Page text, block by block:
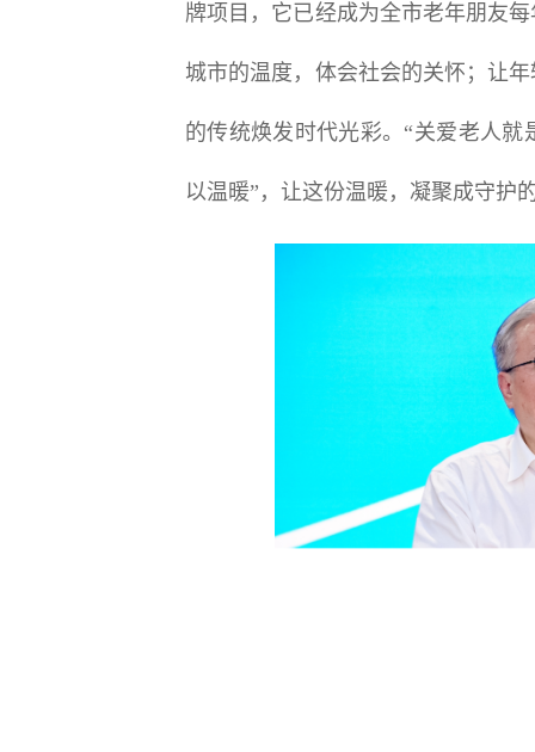
牌项目，它已经成为全市老年朋友
城市的温度，体会社会的关怀；让
的传统焕发时代光彩。“关爱老人
以温暖”，让这份温暖，凝聚成守护